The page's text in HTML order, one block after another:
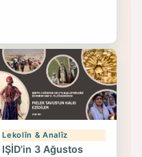
Lekolîn & Analîz
IŞİD’in 3 Ağustos